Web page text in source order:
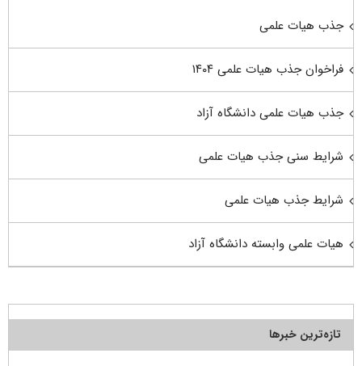
جذب هیات علمی
فراخوان جذب هیات علمی ۱۴۰۴
جذب هیات علمی دانشگاه آزاد
شرایط سنی جذب هیات علمی
شرایط جذب هیات علمی
هیات علمی وابسته دانشگاه آزاد
تازه‌ترین خبرها